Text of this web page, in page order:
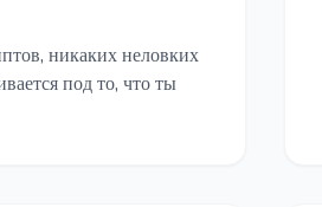
никаких неловких
под то, что ты